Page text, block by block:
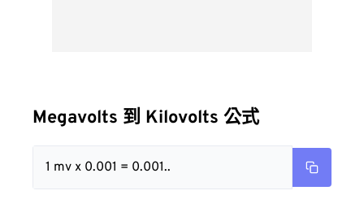
Megavolts 到 Kilovolts 公式
1 mv x 0.001 = 0.001..